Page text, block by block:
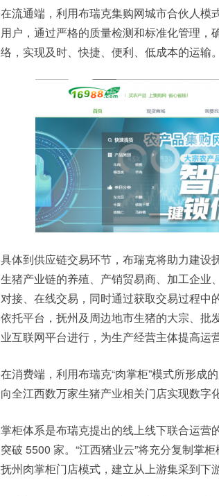
在流通端，利用布瑞克集购网城市合伙人模
用户，通过严格的质量检测和标准化管理
络，实现及时、快捷、便利、低成本的运输。
具体到供应链交易环节，布瑞克将助力建设
生猪产业链的养殖、产销贸易商、加工企
对接、在线交易，同时通过获取交易过程中
依托平台，抚州及周边地市生猪的大宗、
业互联网平台进行，为生产经营主体提高运
在消费端，利用布瑞克“肉掌柜”模式所形成
向全江西数万家生猪产业相关门店实现数字
掌柜体系是布瑞克提出的线上线下联合运营
突破 5500 家。“江西猪业云”将充分复制掌
抚州肉掌柜门店模式，建立从上游集采到下